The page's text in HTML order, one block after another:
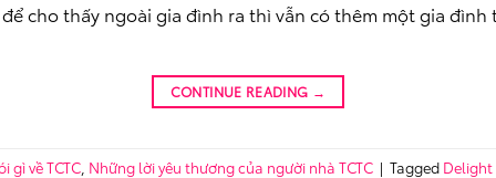
cho thấy ngoài gia đình ra thì vẫn có thêm một gia
CONTINUE READING →
gì về TCTC, Những lời yêu thương của người nhà TCTC | Tagged Delight